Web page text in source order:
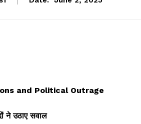
and Political Outrage
ने उठाए सवाल